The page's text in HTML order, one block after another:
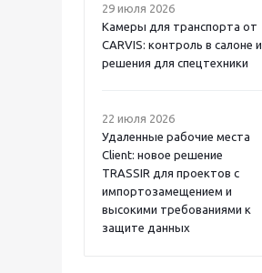
29 июля 2026
Камеры для транспорта от
CARVIS: контроль в салоне и
решения для спецтехники
22 июля 2026
Удаленные рабочие места
Client: новое решение
TRASSIR для проектов с
импортозамещением и
высокими требованиями к
защите данных